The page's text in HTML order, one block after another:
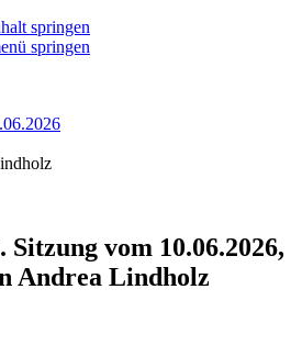
springen
springen
Sitzung vom 10.06.2026,
Andrea Lindholz